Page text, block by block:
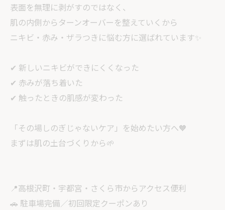
表面を無理に剥がすのではなく、
肌の内側からターンオーバーを整えていくから
ニキビ・赤み・ザラつきに悩む方に選ばれています✨
✔ 新しいニキビができにくくなった
✔ 赤みが落ち着いた
✔ 触ったときの肌感が変わった
「その場しのぎじゃないケア」を始めたい方へ🧡
まずは肌の土台づくりから🌱
📍高根沢町・宇都宮・さくら市からアクセス便利
🚗 駐車場完備／初回限定クーポンあり